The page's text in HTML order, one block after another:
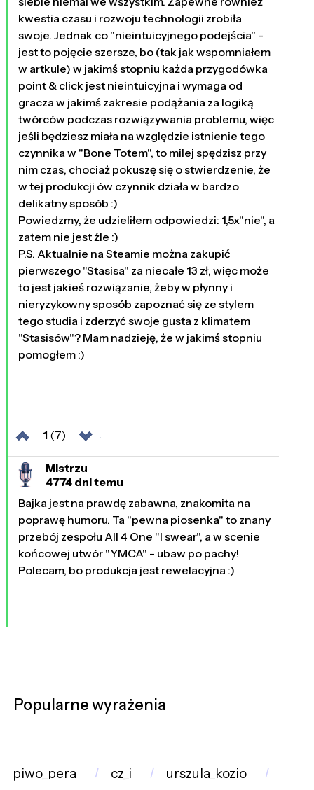
kwestia czasu i rozwoju technologii zrobiła
swoje. Jednak co "nieintuicyjnego podejścia" -
jest to pojęcie szersze, bo (tak jak wspomniałem
w artkule) w jakimś stopniu każda przygodówka
point & click jest nieintuicyjna i wymaga od
gracza w jakimś zakresie podążania za logiką
twórców podczas rozwiązywania problemu, więc
jeśli będziesz miała na względzie istnienie tego
czynnika w "Bone Totem", to milej spędzisz przy
nim czas, chociaż pokuszę się o stwierdzenie, że
w tej produkcji ów czynnik działa w bardzo
delikatny sposób :)
Powiedzmy, że udzieliłem odpowiedzi: 1,5x"nie", a
zatem nie jest źle :)
P.S. Aktualnie na Steamie można zakupić
pierwszego "Stasisa" za niecałe 13 zł, więc może
to jest jakieś rozwiązanie, żeby w płynny i
nieryzykowny sposób zapoznać się ze stylem
tego studia i zderzyć swoje gusta z klimatem
"Stasisów"? Mam nadzieję, że w jakimś stopniu
pomogłem :)
1(7)
Mistrzu
4774 dni temu
Bajka jest na prawdę zabawna, znakomita na
poprawę humoru. Ta "pewna piosenka" to znany
przebój zespołu All 4 One "I swear", a w scenie
końcowej utwór "YMCA" - ubaw po pachy!
Polecam, bo produkcja jest rewelacyjna :)
Popularne wyrażenia
piwo_pera cz_i urszula_kozio